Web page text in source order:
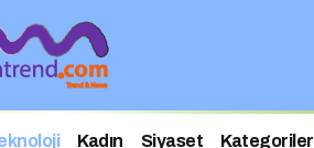
Kadın Siyaset Kategoriler